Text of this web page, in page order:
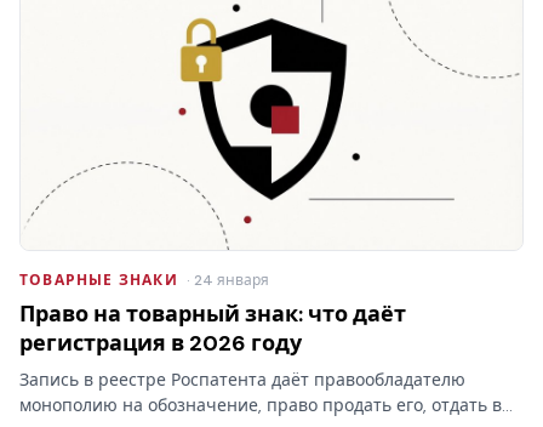
ТОВАРНЫЕ ЗНАКИ · 24 января
Право на товарный знак: что даёт
регистрация в 2026 году
Запись в реестре Роспатента даёт правообладателю
монополию на обозначение, право продать его, отдать в